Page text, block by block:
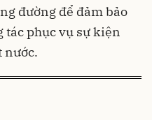
đường để đảm bảo
tác phục vụ sự kiện
nước.